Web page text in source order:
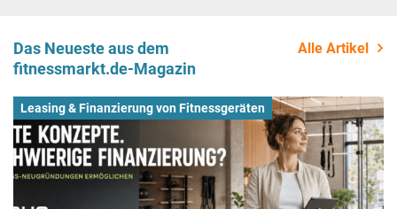
Das Neueste aus dem
fitnessmarkt.de-Magazin
Alle Artikel
Leasing & Finanzierung von Fitnessgeräten